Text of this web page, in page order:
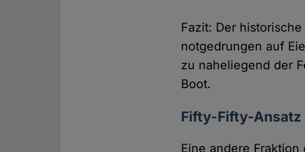
Fazit: Der
notgedrungen auf
zu naheliegend der
Boot.
Fifty-Fifty-Ansatz
Eine andere